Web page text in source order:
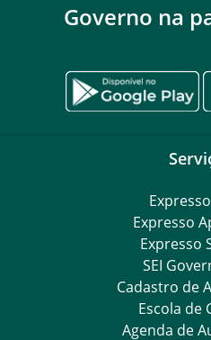
Governo na
Expresso
Expresso
SEI
Cadastro de
Escola de
Agenda de